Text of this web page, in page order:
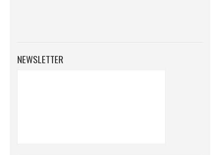
NEWSLETTER